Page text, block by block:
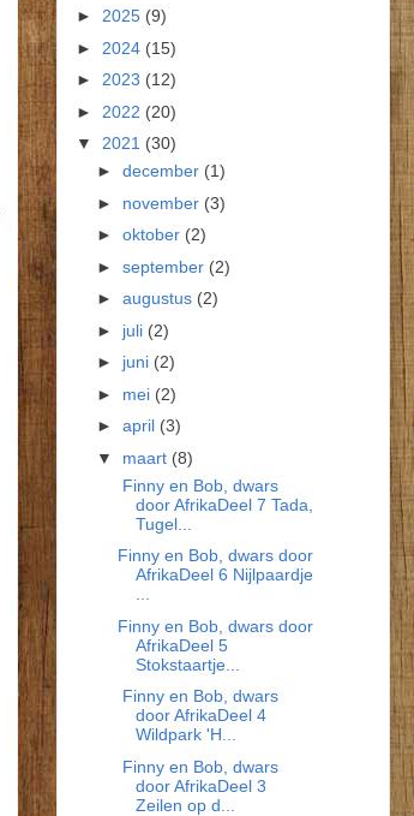
► 2025 (9)
► 2024 (15)
► 2023 (12)
► 2022 (20)
▼ 2021 (30)
► december (1)
► november (3)
► oktober (2)
► september (2)
► augustus (2)
► juli (2)
► juni (2)
► mei (2)
► april (3)
▼ maart (8)
Finny en Bob, dwars
door AfrikaDeel 7 Tada,
Tugel...
Finny en Bob, dwars door
AfrikaDeel 6 Nijlpaardje
...
Finny en Bob, dwars door
AfrikaDeel 5
Stokstaartje...
Finny en Bob, dwars
door AfrikaDeel 4
Wildpark 'H...
Finny en Bob, dwars
door AfrikaDeel 3
Zeilen op d...